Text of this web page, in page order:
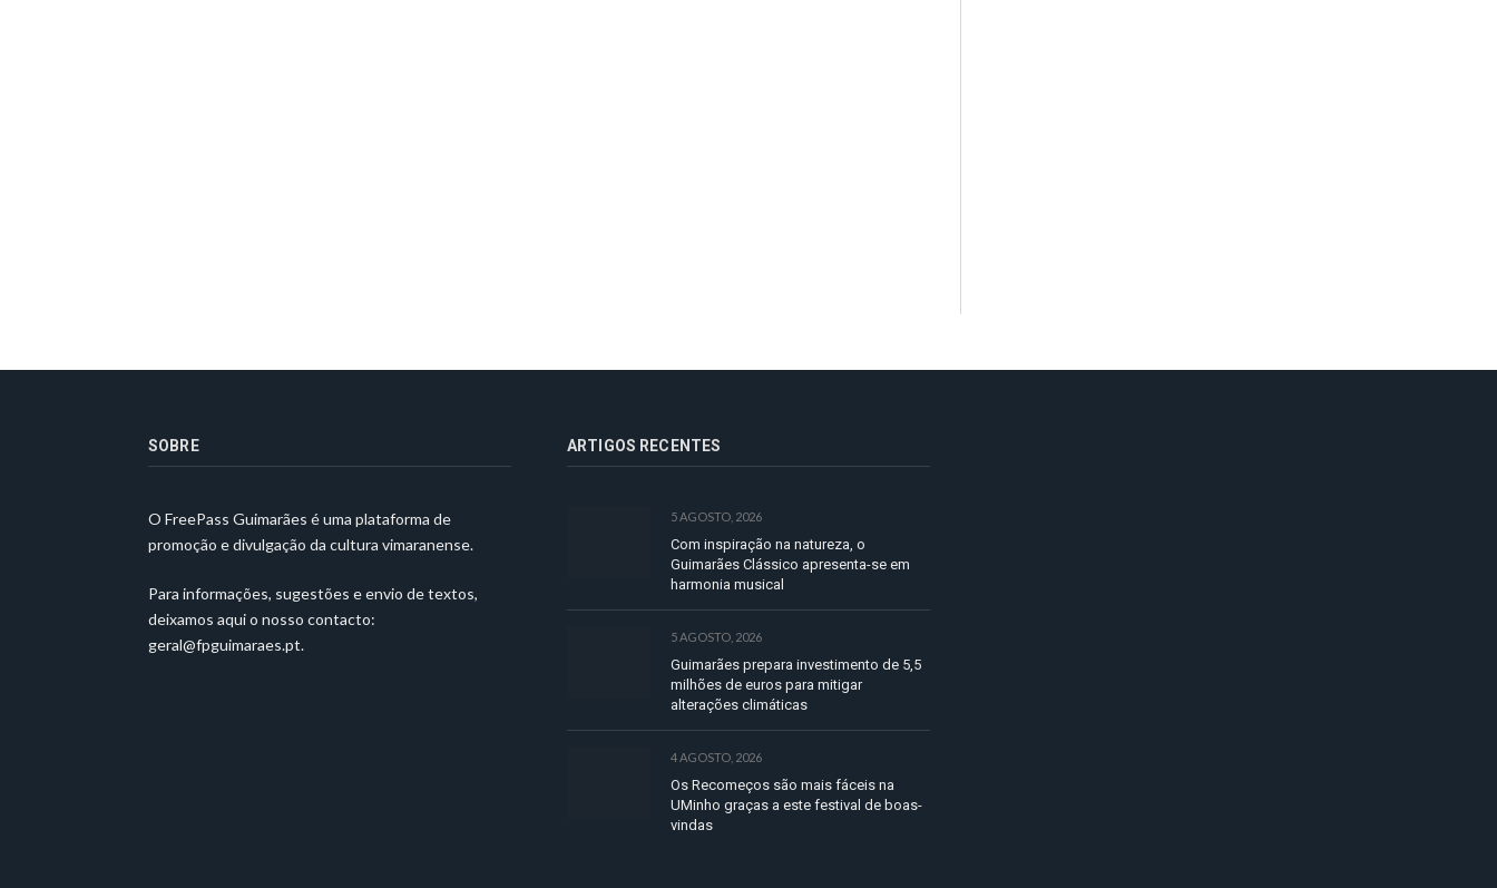
SOBRE
O FreePass Guimarães é uma plataforma de
promoção e divulgação da cultura vimaranense.
Para informações, sugestões e envio de textos,
deixamos aqui o nosso contacto:
geral@fpguimaraes.pt.
ARTIGOS RECENTES
5 AGOSTO, 2026
Com inspiração na natureza, o
Guimarães Clássico apresenta-se em
harmonia musical
5 AGOSTO, 2026
Guimarães prepara investimento de 5,5
milhões de euros para mitigar
alterações climáticas
4 AGOSTO, 2026
Os Recomeços são mais fáceis na
UMinho graças a este festival de boas-
vindas